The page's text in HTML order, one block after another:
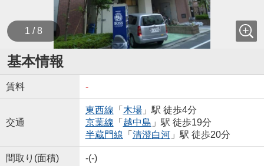
1 / 8
基本情報
賃料 -
交通
東西線 「 木場」駅 徒歩4分
京葉線 「 越中島 」駅 徒歩19分
半蔵門線 「 清澄白河」駅 徒歩20分
間取り(面積) -(-)